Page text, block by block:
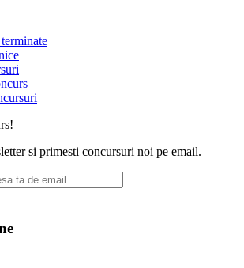
si primesti concursuri noi pe email.